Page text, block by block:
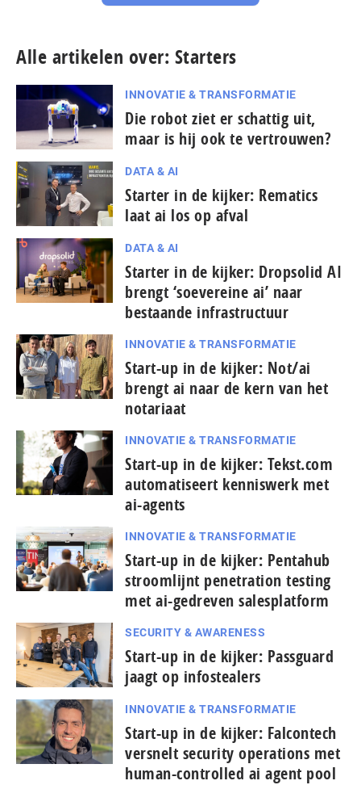
Alle artikelen over: Starters
INNOVATIE & TRANSFORMATIE
Die robot ziet er schattig uit,
maar is hij ook te vertrouwen?
DATA & AI
Starter in de kijker: Rematics
laat ai los op afval
DATA & AI
Starter in de kijker: Dropsolid AI
brengt ‘soevereine ai’ naar
bestaande infrastructuur
INNOVATIE & TRANSFORMATIE
Start-up in de kijker: Not/ai
brengt ai naar de kern van het
notariaat
INNOVATIE & TRANSFORMATIE
Start-up in de kijker: Tekst.com
automatiseert kenniswerk met
ai-agents
INNOVATIE & TRANSFORMATIE
Start-up in de kijker: Pentahub
stroomlijnt penetration testing
met ai-gedreven salesplatform
SECURITY & AWARENESS
Start-up in de kijker: Passguard
jaagt op infostealers
INNOVATIE & TRANSFORMATIE
Start-up in de kijker: Falcontech
versnelt security operations met
human-controlled ai agent pool